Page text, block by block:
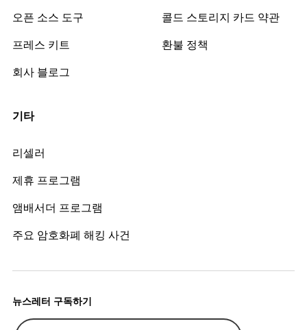
오픈 소스 도구
프레스 키트
회사 블로그
콜드 스토리지 카드 약관
환불 정책
기타
리셀러
제휴 프로그램
앰배서더 프로그램
주요 암호화폐 해킹 사건
뉴스레터 구독하기